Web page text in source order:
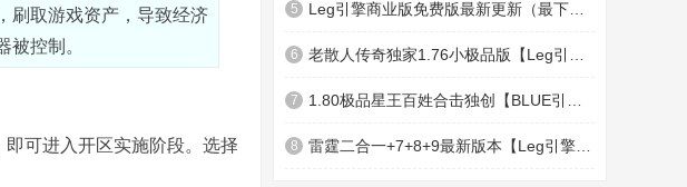
刷取游戏资产，导致经济
被控制。
即可进入开区实施阶段。选择
5
6
7
8